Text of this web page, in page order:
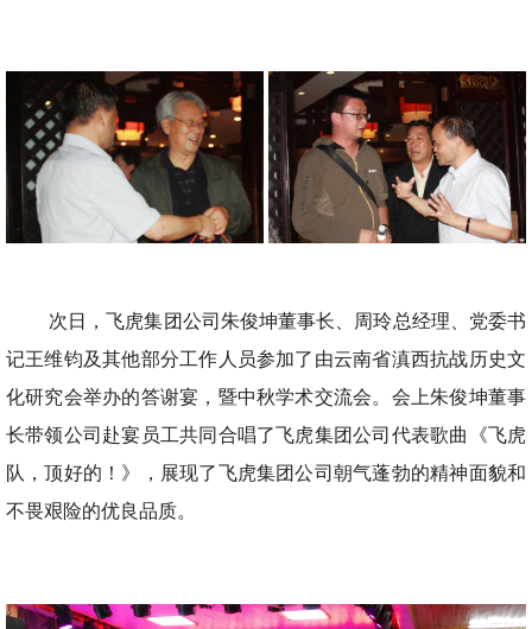
次日，飞虎集团公司朱俊坤董事长、周玲总经理、党委书
记王维钧及其他部分工作人员参加了由云南省滇西抗战历史文
化研究会举办的答谢宴，暨中秋学术交流会。会上朱俊坤董事
长带领公司赴宴员工共同合唱了飞虎集团公司代表歌曲《飞虎
队，顶好的！》，展现了飞虎集团公司朝气蓬勃的精神面貌和
不畏艰险的优良品质。